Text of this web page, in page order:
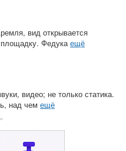
вид открывается
Федукаещё
видео; не только статика.
над чем ещё